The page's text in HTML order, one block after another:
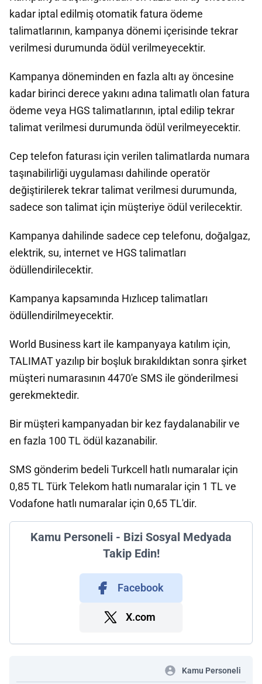
kadar iptal edilmiş otomatik fatura ödeme
talimatlarının, kampanya dönemi içerisinde tekrar
verilmesi durumunda ödül verilmeyecektir.
Kampanya döneminden en fazla altı ay öncesine
kadar birinci derece yakını adına talimatlı olan fatura
ödeme veya HGS talimatlarının, iptal edilip tekrar
talimat verilmesi durumunda ödül verilmeyecektir.
Cep telefon faturası için verilen talimatlarda numara
taşınabilirliği uygulaması dahilinde operatör
değiştirilerek tekrar talimat verilmesi durumunda,
sadece son talimat için müşteriye ödül verilecektir.
Kampanya dahilinde sadece cep telefonu, doğalgaz,
elektrik, su, internet ve HGS talimatları
ödüllendirilecektir.
Kampanya kapsamında Hızlıcep talimatları
ödüllendirilmeyecektir.
World Business kart ile kampanyaya katılım için,
TALIMAT yazılıp bir boşluk bırakıldıktan sonra şirket
müşteri numarasının 4470'e SMS ile gönderilmesi
gerekmektedir.
Bir müşteri kampanyadan bir kez faydalanabilir ve
en fazla 100 TL ödül kazanabilir.
SMS gönderim bedeli Turkcell hatlı numaralar için
0,85 TL Türk Telekom hatlı numaralar için 1 TL ve
Vodafone hatlı numaralar için 0,65 TL'dir.
Kamu Personeli - Bizi Sosyal Medyada
Takip Edin!
Facebook
X.com
Kamu Personeli